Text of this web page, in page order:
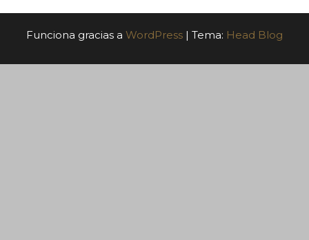
Funciona gracias a WordPress | Tema: Head Blog